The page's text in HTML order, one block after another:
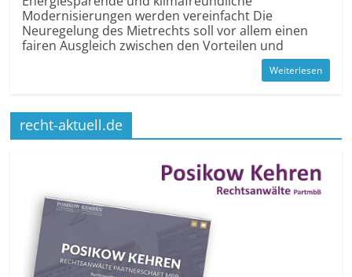
Modernisierungen werden vereinfacht Die
Neuregelung des Mietrechts soll vor allem einen
fairen Ausgleich zwischen den Vorteilen und
Weiterlesen
recht-aktuell.de